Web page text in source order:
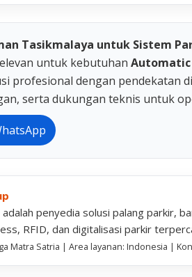
Tasikmalaya untuk Sistem
untuk kebutuhan Automatic
profesional dengan pendekatan
serta dukungan teknis untuk
adalah penyedia solusi palang parkir,
RFID, dan digitalisasi parkir
Matra Satria | Area layanan: Indonesia |